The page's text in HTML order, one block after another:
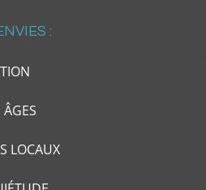
:
LOCAUX